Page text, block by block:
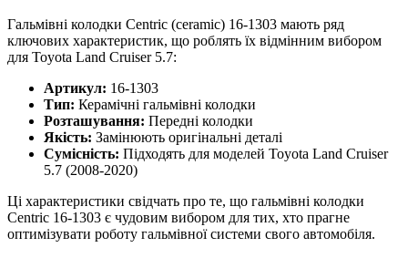
Гальмівні колодки Centric (ceramic) 16-1303 мають ряд
ключових характеристик, що роблять їх відмінним вибором
для Toyota Land Cruiser 5.7:
Артикул: 16-1303
Тип: Керамічні гальмівні колодки
Розташування: Передні колодки
Якість: Замінюють оригінальні деталі
Сумісність: Підходять для моделей Toyota Land Cruiser
5.7 (2008-2020)
Ці характеристики свідчать про те, що гальмівні колодки
Centric 16-1303 є чудовим вибором для тих, хто прагне
оптимізувати роботу гальмівної системи свого автомобіля.